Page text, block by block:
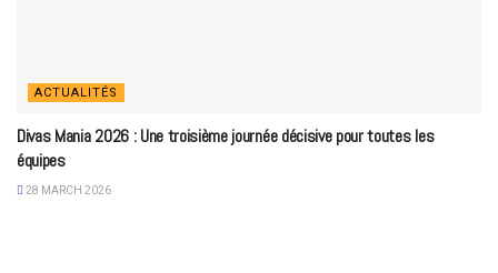
ACTUALITÉS
Divas Mania 2026 : Une troisième journée décisive pour toutes les
équipes
28 MARCH 2026